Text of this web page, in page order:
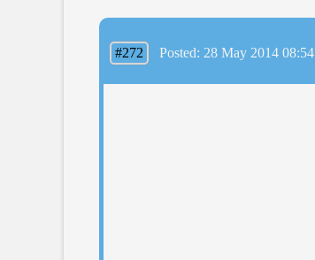
#272 Posted: 28 May 2014 08:54